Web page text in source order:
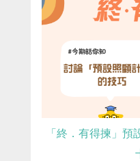
「終．有得揀」預